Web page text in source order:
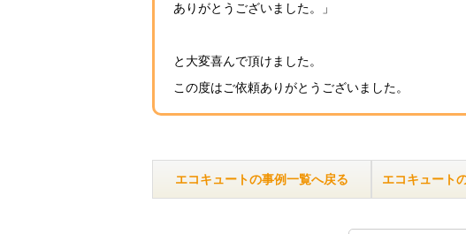
ありがとうございました。」
と大変喜んで頂けました。
この度はご依頼ありがとうございました。
エコキュートの事例一覧へ戻る エコキュート